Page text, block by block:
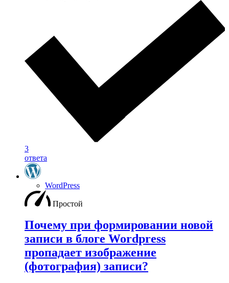
3
ответа
WordPress
Простой
Почему при формировании новой
записи в блоге Wordpress
пропадает изображение
(фотография) записи?